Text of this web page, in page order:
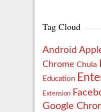
Tag Cloud
Android
Chrome Chula
Education
Extension
Google